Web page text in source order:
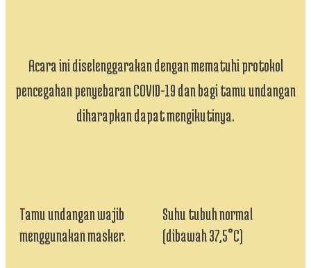
Acara ini diselenggarakan dengan mematuhi protokol
pencegahan penyebaran COVID-19 dan bagi tamu undangan
diharapkan dapat mengikutinya.
Tamu undangan wajib
menggunakan masker.
Suhu tubuh normal
(dibawah 37,5°C)